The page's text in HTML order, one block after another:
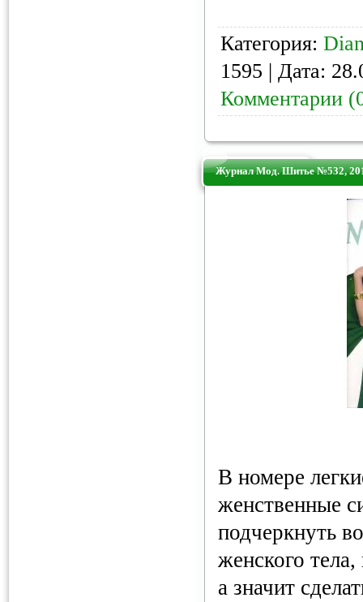
Категория:
1595 | Дата:
Комментарии
Журнал Мод. Шитье №532,
В номере
женственные
подчеркнуть
женского
а значит